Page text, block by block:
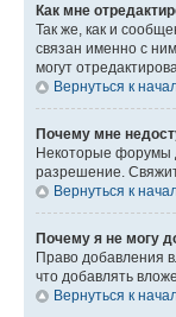
Как мне
Так же, как и
связан именно с
могут
Вернуться к
Почему мне
Некоторые форумы
разрешение.
Вернуться к
Почему я не могу
Право добавления
что добавлять
Вернуться к